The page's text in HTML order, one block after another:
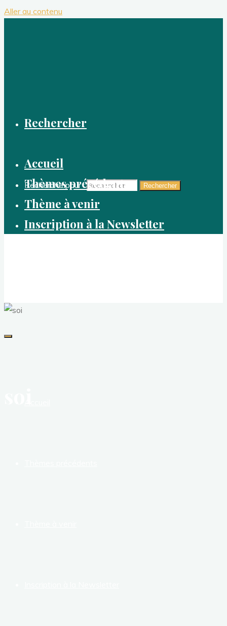
Aller au contenu
Rechercher
Recherche pour : Rechercher
Accueil
Thèmes précédents
Thème à venir
Inscription à la Newsletter